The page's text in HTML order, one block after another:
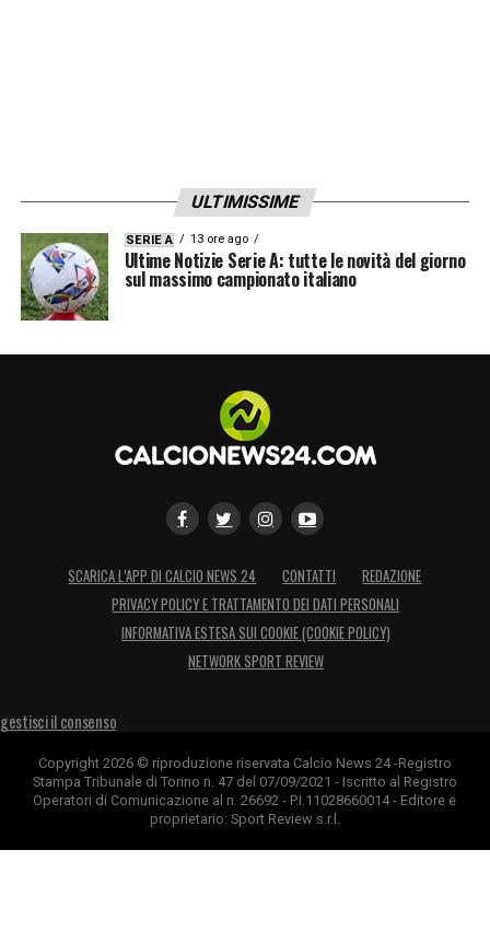
ULTIMISSIME
SERIE A 13 ore ago
Ultime Notizie Serie A: tutte le novità del giorno
sul massimo campionato italiano
SCARICA L’APP DI CALCIO NEWS 24 CONTATTI
REDAZIONE
PRIVACY POLICY E TRATTAMENTO DEI DATI PERSONALI
INFORMATIVA ESTESA SUI COOKIE (COOKIE POLICY)
NETWORK SPORT REVIEW
gestisci il consenso
Copyright 2026 © riproduzione riservata Calcio News 24 -Registro
Stampa Tribunale di Torino n. 47 del 07/09/2021 - Iscritto al Registro
Operatori di Comunicazione al n. 26692 - P.I.11028660014 - Editore e
proprietario: Sport Review s.r.l.